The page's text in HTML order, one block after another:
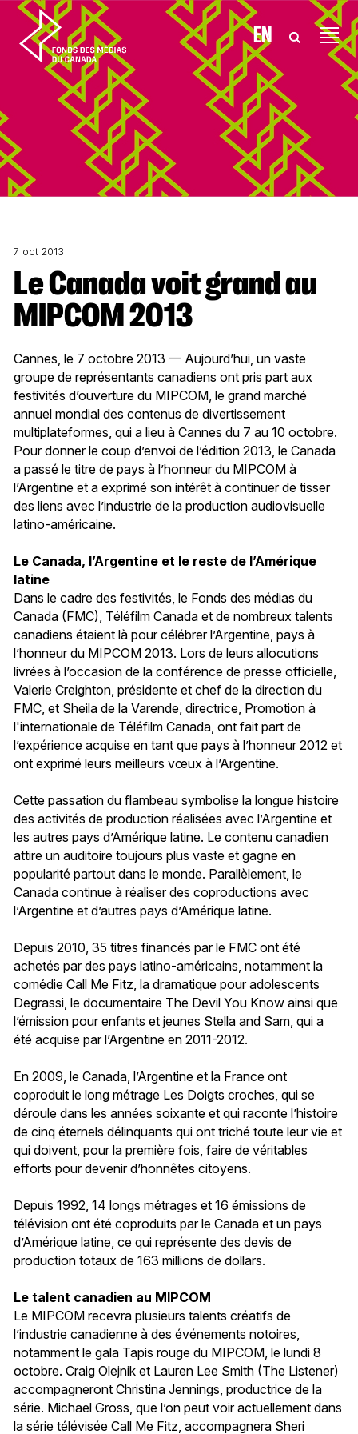
Aller au contenu EN
7 oct 2013
Le Canada voit grand au
MIPCOM 2013
Cannes, le 7 octobre 2013 — Aujourd’hui, un vaste
groupe de représentants canadiens ont pris part aux
festivités d’ouverture du MIPCOM, le grand marché
annuel mondial des contenus de divertissement
multiplateformes, qui a lieu à Cannes du 7 au 10 octobre.
Pour donner le coup d’envoi de l’édition 2013, le Canada
a passé le titre de pays à l’honneur du MIPCOM à
l’Argentine et a exprimé son intérêt à continuer de tisser
des liens avec l’industrie de la production audiovisuelle
latino-américaine.
Le Canada, l’Argentine et le reste de l’Amérique
latine
Dans le cadre des festivités, le Fonds des médias du
Canada (FMC), Téléfilm Canada et de nombreux talents
canadiens étaient là pour célébrer l’Argentine, pays à
l’honneur du MIPCOM 2013. Lors de leurs allocutions
livrées à l’occasion de la conférence de presse officielle,
Valerie Creighton, présidente et chef de la direction du
FMC, et Sheila de la Varende, directrice, Promotion à
l'internationale de Téléfilm Canada, ont fait part de
l’expérience acquise en tant que pays à l’honneur 2012 et
ont exprimé leurs meilleurs vœux à l’Argentine.
Cette passation du flambeau symbolise la longue histoire
des activités de production réalisées avec l’Argentine et
les autres pays d’Amérique latine. Le contenu canadien
attire un auditoire toujours plus vaste et gagne en
popularité partout dans le monde. Parallèlement, le
Canada continue à réaliser des coproductions avec
l’Argentine et d’autres pays d’Amérique latine.
Depuis 2010, 35 titres financés par le FMC ont été
achetés par des pays latino-américains, notamment la
comédie Call Me Fitz, la dramatique pour adolescents
Degrassi, le documentaire The Devil You Know ainsi que
l’émission pour enfants et jeunes Stella and Sam, qui a
été acquise par l’Argentine en 2011-2012.
En 2009, le Canada, l’Argentine et la France ont
coproduit le long métrage Les Doigts croches, qui se
déroule dans les années soixante et qui raconte l’histoire
de cinq éternels délinquants qui ont triché toute leur vie et
qui doivent, pour la première fois, faire de véritables
efforts pour devenir d’honnêtes citoyens.
Depuis 1992, 14 longs métrages et 16 émissions de
télévision ont été coproduits par le Canada et un pays
d’Amérique latine, ce qui représente des devis de
production totaux de 163 millions de dollars.
Le talent canadien au MIPCOM
Le MIPCOM recevra plusieurs talents créatifs de
l’industrie canadienne à des événements notoires,
notamment le gala Tapis rouge du MIPCOM, le lundi 8
octobre. Craig Olejnik et Lauren Lee Smith (The Listener)
accompagneront Christina Jennings, productrice de la
série. Michael Gross, que l’on peut voir actuellement dans
la série télévisée Call Me Fitz, accompagnera Sheri